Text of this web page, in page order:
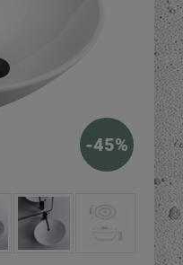
-45%